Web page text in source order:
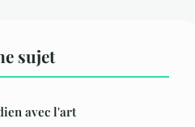
sujet
avec l'art